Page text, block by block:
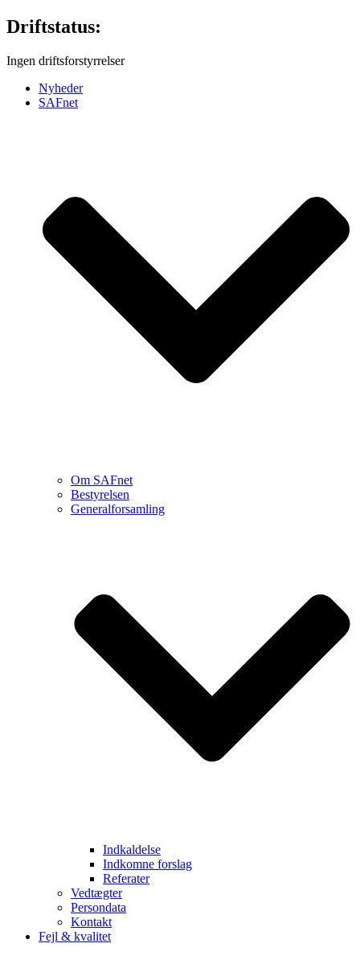
Videre
til
Driftstatus:
Ingen driftsforstyrrelser
Nyheder
SAFnet
Om SAFnet
Bestyrelsen
Generalforsamling
Indkaldelse
Indkomne forslag
Referater
Vedtægter
Persondata
Kontakt
Fejl & kvalitet